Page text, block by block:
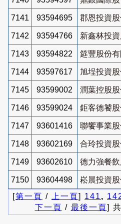
7141 93594695 郡恩投資
7142 93594766 新鑫林投
7143 93594822 筵豐股份有
7144 93597617 旭埕投資
7145 93599002 潤葉控股
7146 93599024 鉅客德饕
7147 93601416 聯饗事業
7148 93602169 合玲投資
7149 93602610 德力強餐
7150 93604498
崧晨投資
[第一頁 / 上一頁] 141 ,
下一頁 / 最後一頁]